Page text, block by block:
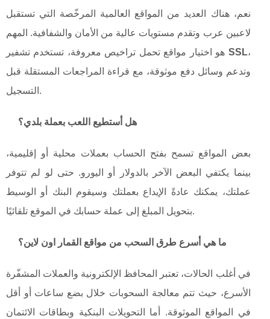
نعم، هناك العديد من المواقع العالمية المرخّصة التي تستقبل
لاعبين عرب وتقدم مستويات عالية من الأمان والشفافية. المهم
SSL،
وتدعم وسائل دفع موثوقة، مع قراءة المراجعات المستقلة قبل
التسجيل.
هل أستطيع اللعب بعملة بلدي؟
بعض المواقع تسمح بفتح الحساب بعملات محلية أو إقليمية،
بينما يكتفي البعض الآخر بالدولار أو اليورو. حتى لو لم تتوفر
عملتك، يمكنك عادةً الإيداع بعملتك وسيقوم البنك أو الوسيط
بتحويل المبلغ إلى عملة حسابك في الموقع تلقائيًا.
ما هي أسرع طرق السحب من مواقع القمار اون لاين؟
في أغلب الحالات، تعتبر المحافظ الإلكترونية والعملات المشفّرة
الأسرع، حيث تتم معالجة السحوبات خلال بضع ساعات أو أقل
في المواقع الموثوقة. أما التحويلات البنكية وبطاقات الائتمان